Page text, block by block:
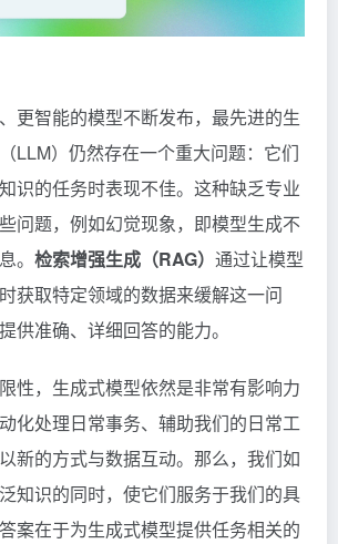
更智能的模型不断发布，最先进的生
LLM）仍然存在一个重大问题：它们
识的任务时表现不佳。这种缺乏专业
问题，例如幻觉现象，即模型生成不
。 检索增强生成（RAG） 通过让模型
获取特定领域的数据来缓解这一问
供准确、详细回答的能力。
性，生成式模型依然是非常有影响力
化处理日常事务、辅助我们的日常工
新的方式与数据互动。那么，我们如
知识的同时，使它们服务于我们的具
案在于为生成式模型提供任务相关的